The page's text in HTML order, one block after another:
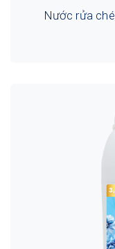
Nước rửa